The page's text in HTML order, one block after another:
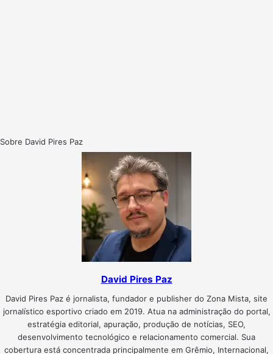
Sobre David Pires Paz
David Pires Paz
David Pires Paz é jornalista, fundador e publisher do Zona Mista, site
jornalístico esportivo criado em 2019. Atua na administração do portal,
estratégia editorial, apuração, produção de notícias, SEO,
desenvolvimento tecnológico e relacionamento comercial. Sua
cobertura está concentrada principalmente em Grêmio, Internacional,